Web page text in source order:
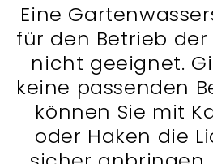
Eine
für den Betrieb
nicht geeignet.
keine passenden
können Sie mit
oder Haken die